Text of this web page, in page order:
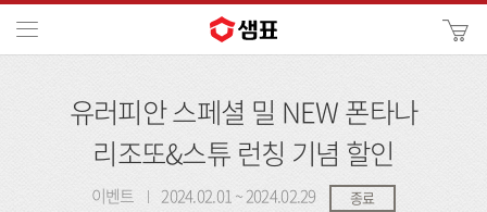
색
유러피안 스페셜 밀 NEW 폰타나
리조또&스튜 런칭 기념 할인
이벤트 2024.02.01 ~ 2024.02.29 종료